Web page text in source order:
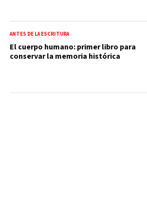
ANTES DE LA ESCRITURA
El cuerpo humano: primer libro para
conservar la memoria histórica